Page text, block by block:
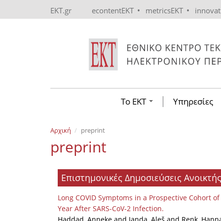
EKT.gr econtentEKT • metricsEKT •
Το ΕΚΤ Υπηρεσίες
Αρχική preprint
preprint
Επιστημονικές Δημοσιεύσεις
Long COVID Symptoms in a Prospective Cohort
Year After SARS-CoV-2 Infection.